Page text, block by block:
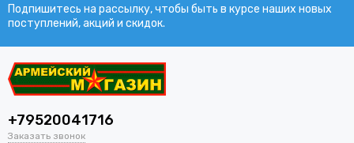
Подпишитесь на рассылку, чтобы быть в курсе наших новых
поступлений, акций и скидок.
+79520041716
Заказать звонок